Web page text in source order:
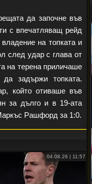
да започне във
с впечатляващ рейд
на топката и
след удар с глава от
на терена приличаше
задържи топката.
който отиваше във
за дълго и в 19-ата
Рашфорд за 1:0.
04.08.26 | 11:57